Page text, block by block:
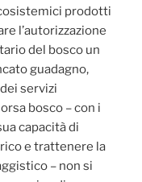
prodotti
l’autorizzazione
del bosco un
guadagno,
servizi
bosco – con i
capacità di
e trattenere la
– non si